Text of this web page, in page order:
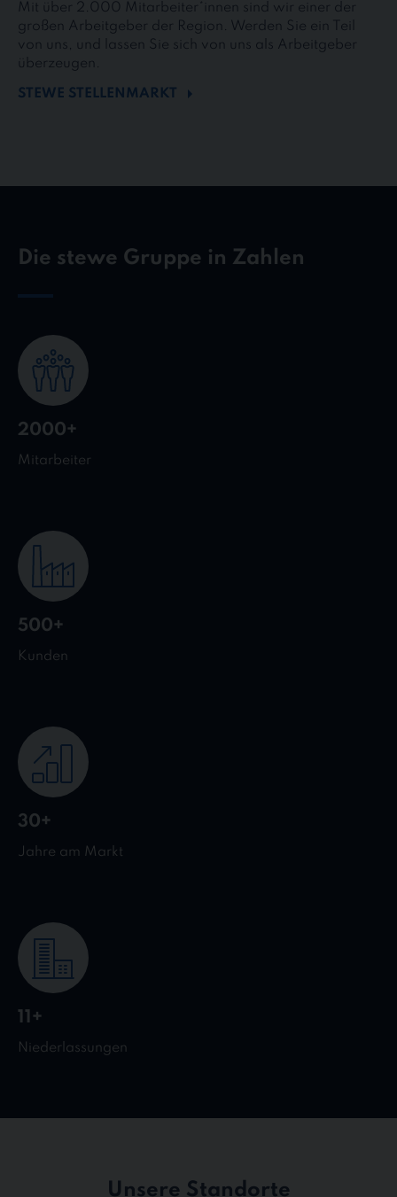
Mit über 2.000 Mitarbeiter*innen sind wir einer der
großen Arbeitgeber der Region. Werden Sie ein Teil
von uns, und lassen Sie sich von uns als Arbeitgeber
überzeugen.
STEWE STELLENMARKT
Die stewe Gruppe in Zahlen
2000+
Mitarbeiter
500+
Kunden
30+
Jahre am Markt
11+
Niederlassungen
Unsere Standorte